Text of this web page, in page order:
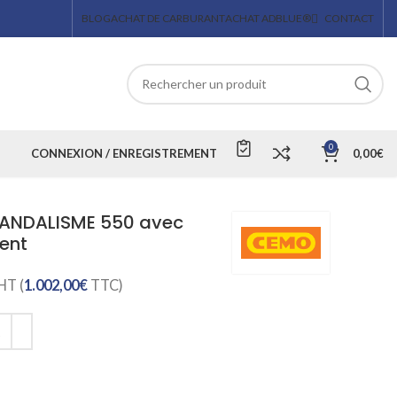
BLOGACHAT DE CARBURANTACHAT ADBLUE® CONTACT
CONNEXION / ENREGISTREMENT 0 0,00€
550 avec
(1.002,00€TTC)